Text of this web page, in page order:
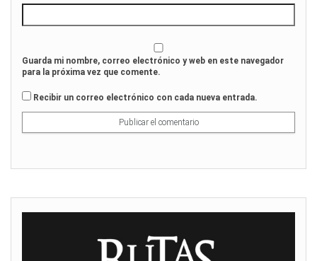
Guarda mi nombre, correo electrónico y web en este navegador
para la próxima vez que comente.
Recibir un correo electrónico con cada nueva entrada.